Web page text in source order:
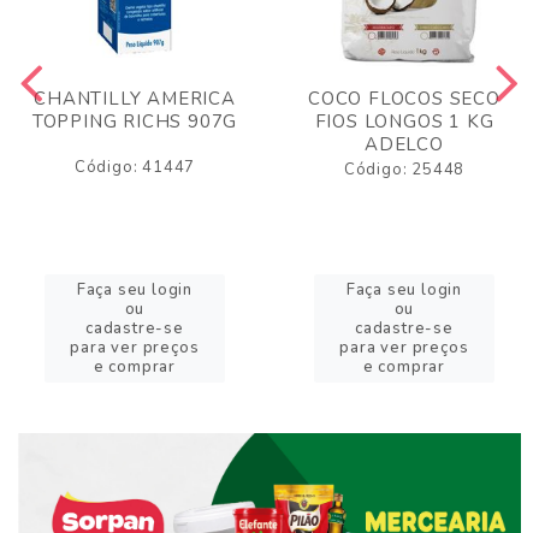
CHANTILLY AMERICA
TOPPING RICHS 907G
Código: 41447
Faça seu login
ou
cadastre-se
para ver preços
e comprar
COCO FLOCOS SECO
FIOS LONGOS 1 KG
ADELCO
Código: 25448
Faça seu login
ou
cadastre-se
para ver preços
e comprar